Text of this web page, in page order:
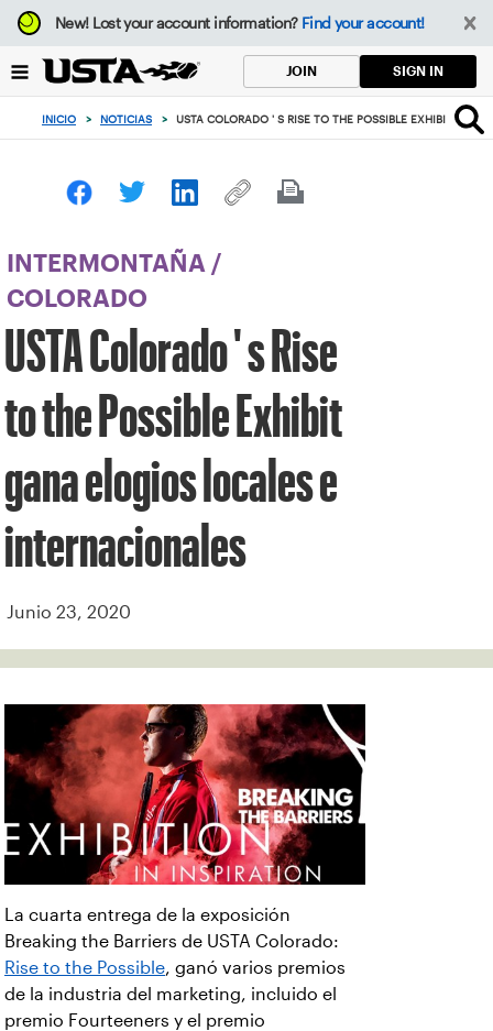
Enfoque
desde
botón
volver
principio
New!Lost your account information? Find your account!
JOIN SIGN IN
INICIO > NOTICIAS > USTA COLORADO ' S RISE TO THE POSSIBLE EXHIBIT
INTERMONTAÑA /
COLORADO
USTA Colorado ' s Rise
to the Possible Exhibit
gana elogios locales e
internacionales
Junio 23, 2020
La cuarta entrega de la exposición
Breaking the Barriers de USTA Colorado:
Rise to the Possible, ganó varios premios
de la industria del marketing, incluido el
premio Fourteeners y el premio